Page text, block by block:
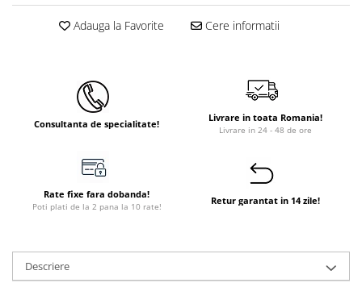
Panouri solare fotovoltaice
Ventilatie si climatizare
Perdele de aer
Ventiloconvectoare si sisteme VRF
Rooftop-uri pentru racire si
incalzire
Adauga la Favorite Cere informatii
Consultanta de specialitate! Livrare in toata Romania!
Livrare in 24 - 48 de ore
Rate fixe fara dobanda!
Poti plati de la 2 pana la 10 rate!
Retur garantat in 14 zile!
Descriere